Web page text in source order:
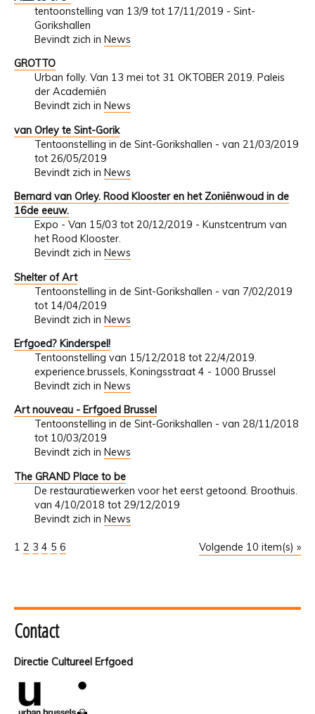
tentoonstelling van 13/9 tot 17/11/2019 - Sint-
Gorikshallen
Bevindt zich in News
GROTTO
Urban folly. Van 13 mei tot 31 OKTOBER 2019. Paleis
der Academiën
Bevindt zich in News
van Orley te Sint-Gorik
Tentoonstelling in de Sint-Gorikshallen - van 21/03/2019
tot 26/05/2019
Bevindt zich in News
Bernard van Orley. Rood Klooster en het Zoniënwoud in de
16de eeuw.
Expo - Van 15/03 tot 20/12/2019 - Kunstcentrum van
het Rood Klooster.
Bevindt zich in News
Shelter of Art
Tentoonstelling in de Sint-Gorikshallen - van 7/02/2019
tot 14/04/2019
Bevindt zich in News
Erfgoed? Kinderspel!
Tentoonstelling van 15/12/2018 tot 22/4/2019.
experience.brussels, Koningsstraat 4 - 1000 Brussel
Bevindt zich in News
Art nouveau - Erfgoed Brussel
Tentoonstelling in de Sint-Gorikshallen - van 28/11/2018
tot 10/03/2019
Bevindt zich in News
The GRAND Place to be
De restauratiewerken voor het eerst getoond. Broothuis.
van 4/10/2018 tot 29/12/2019
Bevindt zich in News
Volgende 10 item(s) »
1 2 3 4 5 6
Contact
Directie Cultureel Erfgoed